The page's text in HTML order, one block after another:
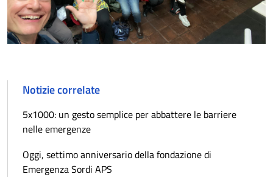
Notizie correlate
5x1000: un gesto semplice per abbattere le barriere
nelle emergenze
Oggi, settimo anniversario della fondazione di
Emergenza Sordi APS